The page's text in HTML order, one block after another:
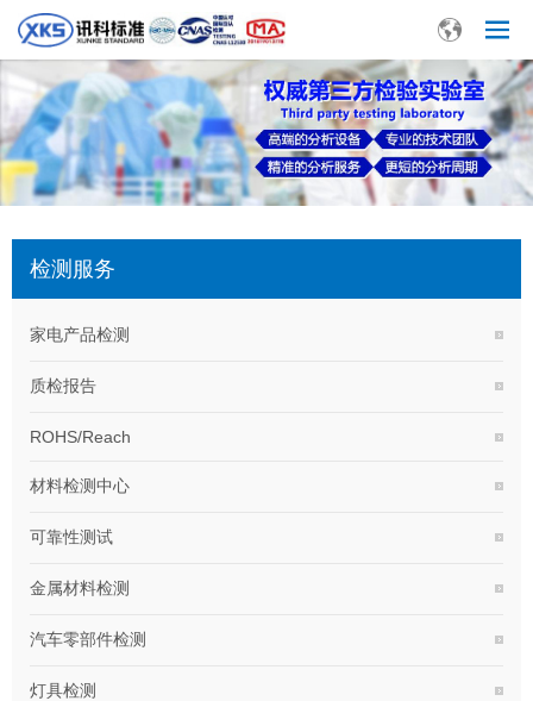
检测服务
家电产品检测
质检报告
ROHS/Reach
材料检测中心
可靠性测试
金属材料检测
汽车零部件检测
灯具检测